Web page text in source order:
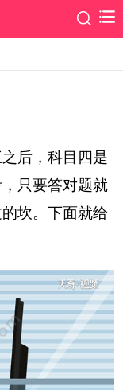
后，科目四是
只要答对题就
坎。下面就给